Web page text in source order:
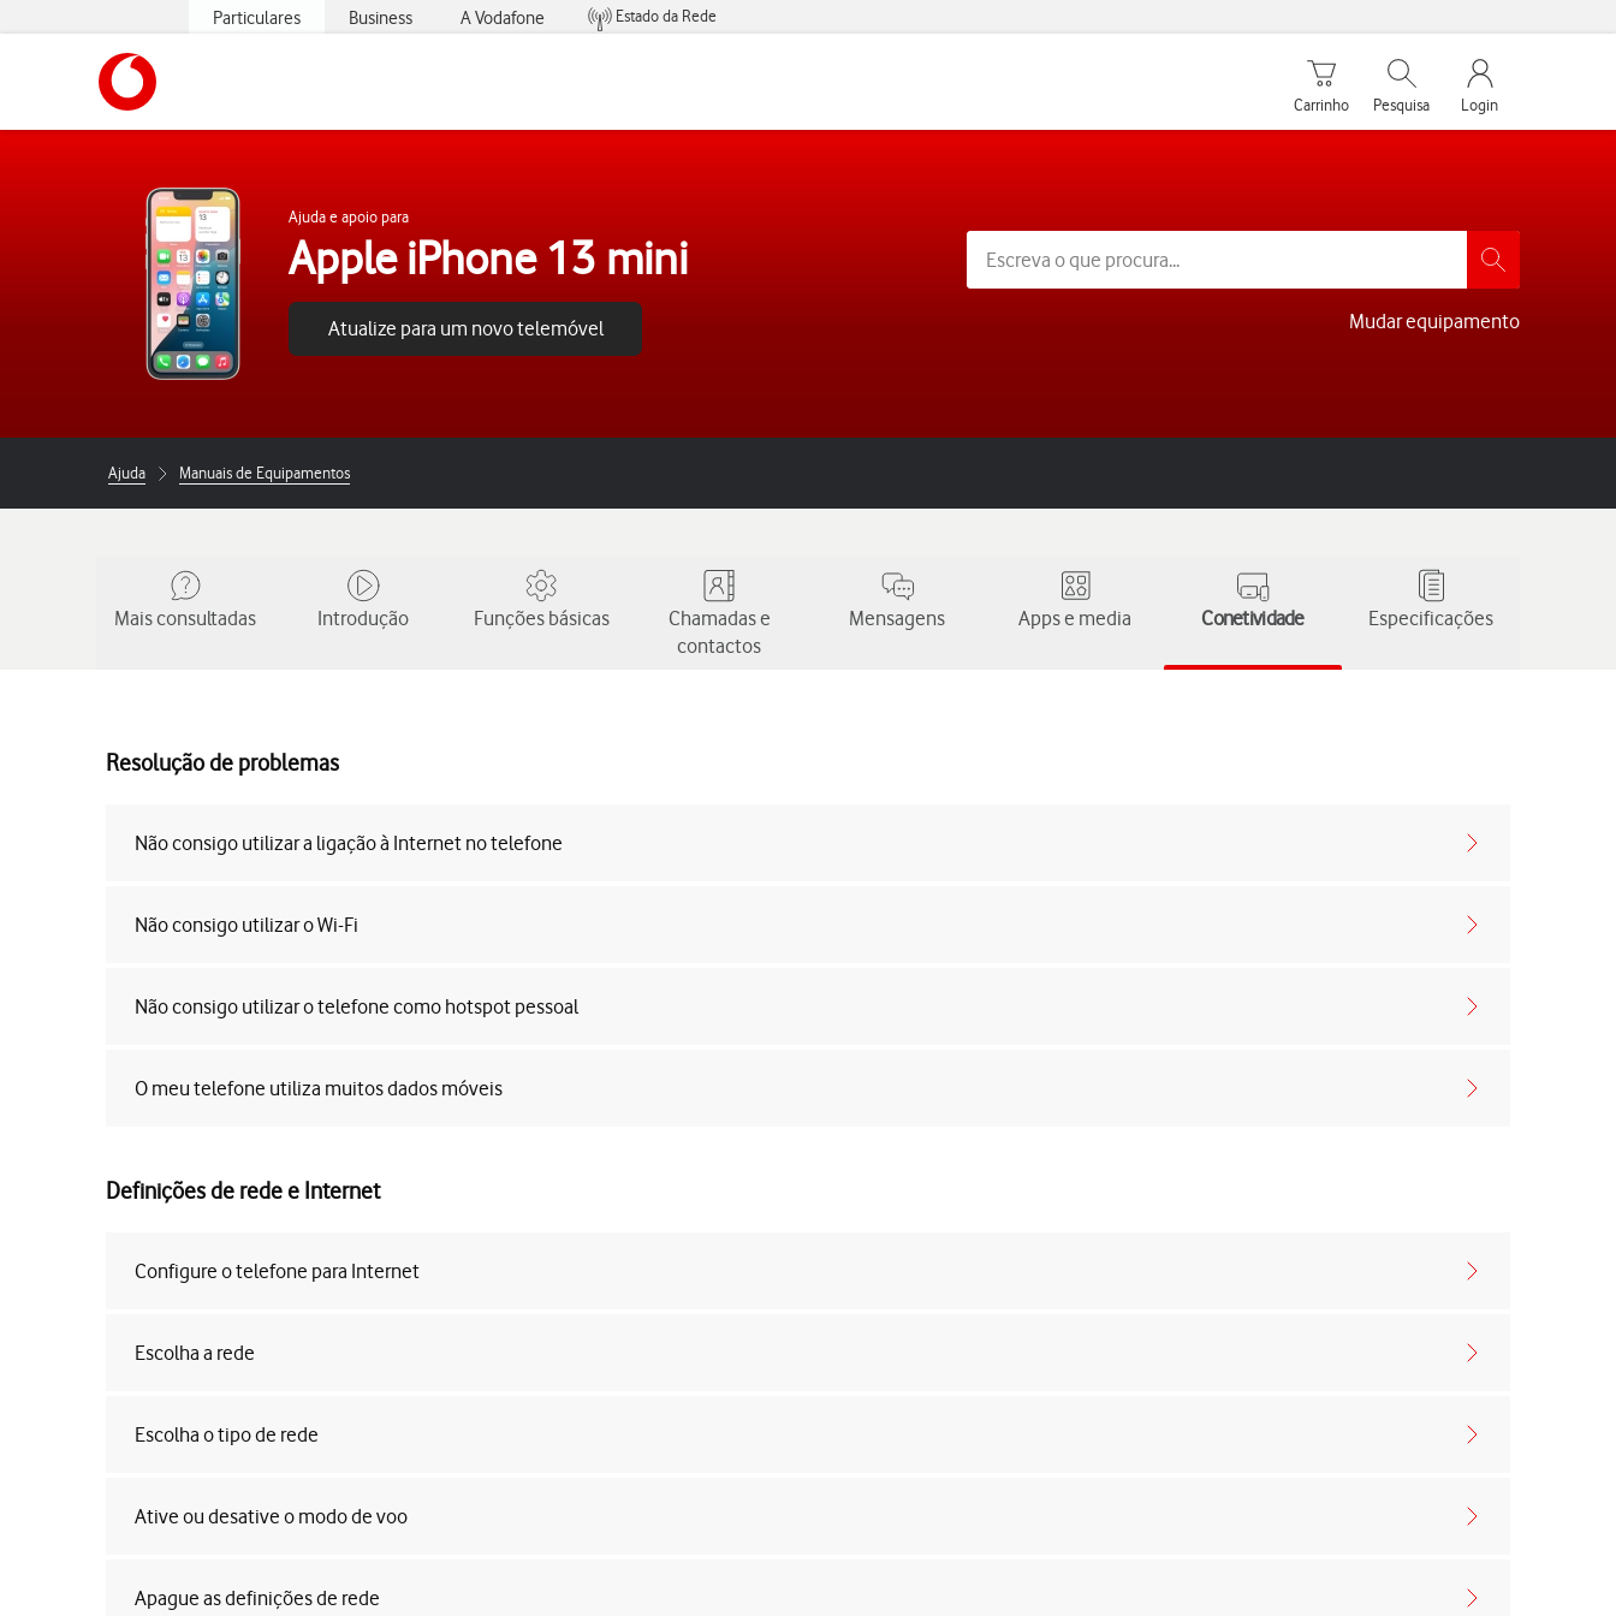
Particulares Business A Vodafone
Estado da Rede
Carrinho de compras
Carrinho
Pesquisar
Pesquisa
My Vodafone
Login
Ajuda e apoio para
Apple iPhone 13 mini
Atualize para um novo telemóvel Mudar equipamento
Ajuda Manuais de Equipamentos
Mais consultadas Introdução Funções básicas
Chamadas e
contactos
Mensagens Apps e media Conetividade Especificações
Resolução de problemas
Não consigo utilizar a ligação à Internet no telefone
Não consigo utilizar o Wi-Fi
Não consigo utilizar o telefone como hotspot pessoal
O meu telefone utiliza muitos dados móveis
Definições de rede e Internet
Configure o telefone para Internet
Escolha a rede
Escolha o tipo de rede
Ative ou desative o modo de voo
Apague as definições de rede